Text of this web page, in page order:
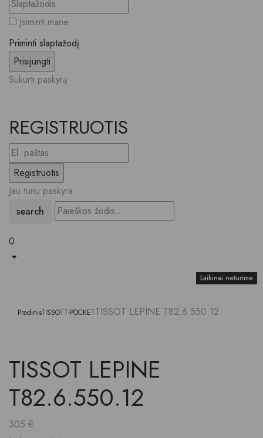
Įsiminti mane
Priminti slaptažodį
Sukurti paskyrą
REGISTRUOTIS
Jau turiu paskyra
search
0
PradinisTISSOTT-POCKETTISSOT LEPINE T82.6.550.12
TISSOT LEPINE
T82.6.550.12
305 €
Laikinai neturime
Laikinai neturime